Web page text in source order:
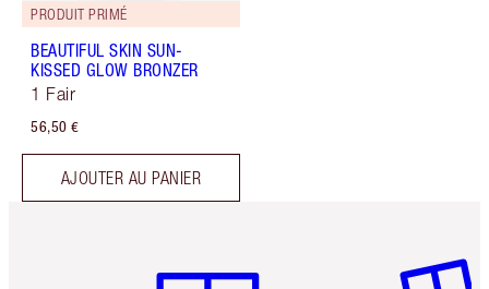
PRODUIT PRIMÉ
BEAUTIFUL SKIN SUN-
KISSED GLOW BRONZER
1 Fair
56,50 €
AJOUTER AU PANIER